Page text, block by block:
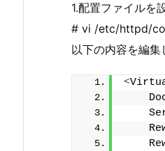
1.配置ファイルを
# vi /etc/httpd/
以下の内容を編集
<